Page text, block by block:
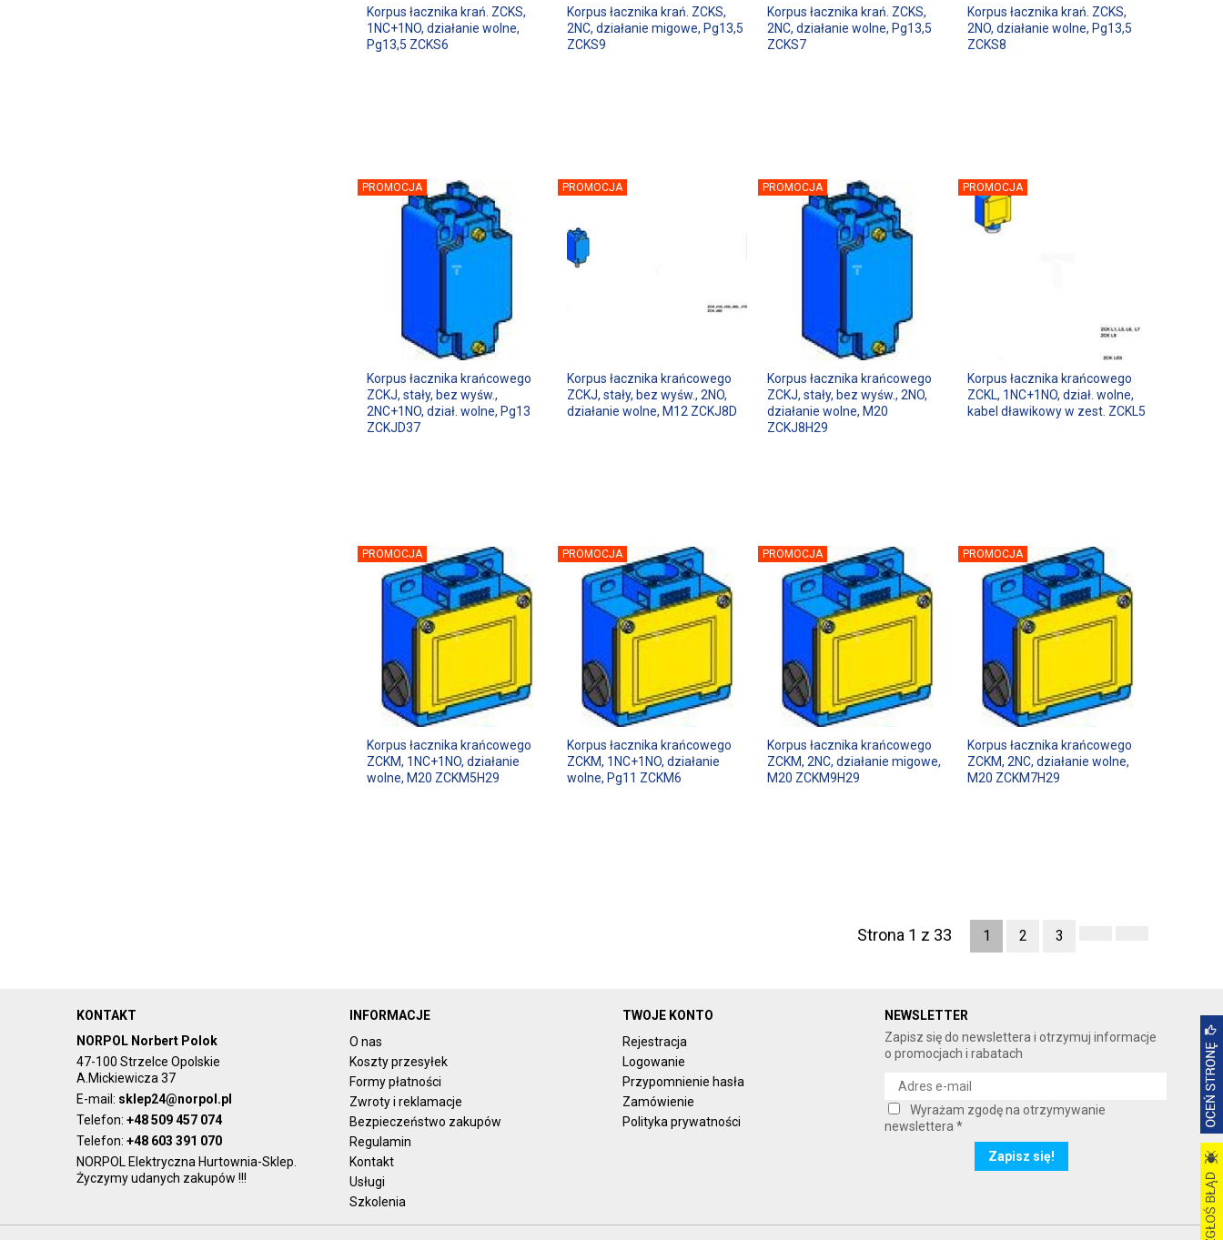
Korpus łacznika krań. ZCKS,
1NC+1NO, działanie wolne,
Pg13,5 ZCKS6
Korpus łacznika krań. ZCKS,
2NC, działanie migowe, Pg13,5
ZCKS9
Korpus łacznika krań. ZCKS,
2NC, działanie wolne, Pg13,5
ZCKS7
Korpus łacznika krań. ZCKS,
2NO, działanie wolne, Pg13,5
ZCKS8
PROMOCJA
Korpus łacznika krańcowego
ZCKJ, stały, bez wyśw.,
2NC+1NO, dział. wolne, Pg13
ZCKJD37
PROMOCJA
Korpus łacznika krańcowego
ZCKJ, stały, bez wyśw., 2NO,
działanie wolne, M12 ZCKJ8D
PROMOCJA
Korpus łacznika krańcowego
ZCKJ, stały, bez wyśw., 2NO,
działanie wolne, M20
ZCKJ8H29
PROMOCJA
Korpus łacznika krańcowego
ZCKL, 1NC+1NO, dział. wolne,
kabel dławikowy w zest. ZCKL5
PROMOCJA
Korpus łacznika krańcowego
ZCKM, 1NC+1NO, działanie
wolne, M20 ZCKM5H29
PROMOCJA
Korpus łacznika krańcowego
ZCKM, 1NC+1NO, działanie
wolne, Pg11 ZCKM6
PROMOCJA
Korpus łacznika krańcowego
ZCKM, 2NC, działanie migowe,
M20 ZCKM9H29
PROMOCJA
Korpus łacznika krańcowego
ZCKM, 2NC, działanie wolne,
M20 ZCKM7H29
Strona 1 z 33 1 2 3
KONTAKT
NORPOL Norbert Polok
47-100 Strzelce Opolskie
A.Mickiewicza 37
E-mail: sklep24@norpol.pl
Telefon: +48 509 457 074
Telefon: +48 603 391 070
NORPOL Elektryczna Hurtownia-Sklep.
Życzymy udanych zakupów !!!
INFORMACJE
O nas
Koszty przesyłek
Formy płatności
Zwroty i reklamacje
Bezpieczeństwo zakupów
Regulamin
Kontakt
Usługi
Szkolenia
TWOJE KONTO
Rejestracja
Logowanie
Przypomnienie hasła
Zamówienie
Polityka prywatności
NEWSLETTER
Zapisz się do newslettera i otrzymuj informacje
o promocjach i rabatach
Wyrażam zgodę na otrzymywanie
newslettera *